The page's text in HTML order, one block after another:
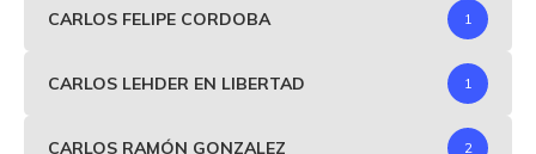
CARLOS FELIPE CORDOBA 1
CARLOS LEHDER EN LIBERTAD 1
CARLOS RAMÓN GONZALEZ 2